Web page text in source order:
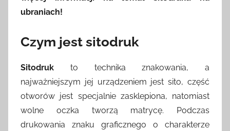
ubraniach!
Czym jest sitodruk
Sitodruk to technika znakowania, a
najważniejszym jej urządzeniem jest sito, część
otworów jest specjalnie zasklepiona, natomiast
wolne oczka tworzą matrycę. Podczas
drukowania znaku graficznego o charakterze